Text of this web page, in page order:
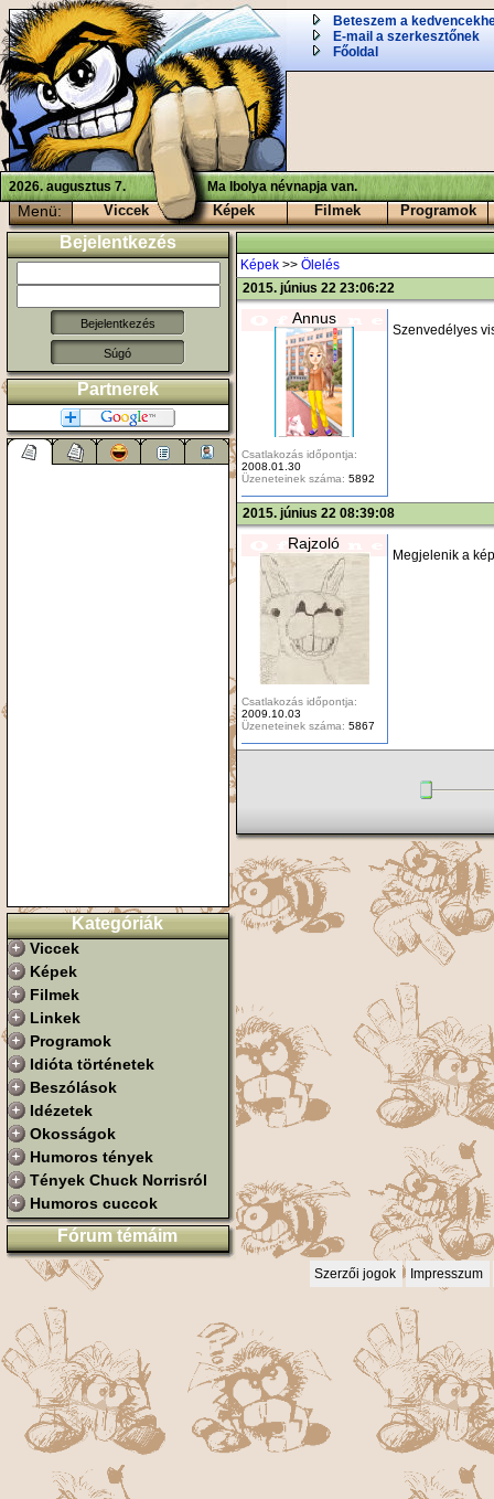
Beteszem a
E-mail a szerkesztőnek
Főoldal
2026. augusztus 7. Ma Ibolya névnapja van.
Menü: Viccek Képek Filmek Programok
Bejelentkezés
Súgó
Partnerek
Kategóriák
Viccek
Képek
Filmek
Linkek
Programok
Idióta történetek
Beszólások
Idézetek
Okosságok
Humoros tények
Tények Chuck Norrisról
Humoros cuccok
Fórum témáim
Képek >> Ölelés
2015. június 22 23:06:22
Annus
Csatlakozás időpontja:
2008.01.30
Üzeneteinek száma: 5892
Szenvedélyes
2015. június 22 08:39:08
Rajzoló
Csatlakozás időpontja:
2009.10.03
Üzeneteinek száma: 5867
Megjelenik a
Szerzői jogok Impresszum